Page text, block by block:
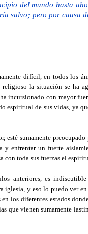
del mundo hasta
salvo; pero por causa
difícil, en todos los
la situación se ha
incursionado con mayor
espiritual de sus vidas, ya
esté sumamente
y enfrentar un fuerte
con toda sus fuerzas el
anteriores, es indiscutible
iglesia, y eso lo puedo ver
los diferentes estados
que vienen sumamente